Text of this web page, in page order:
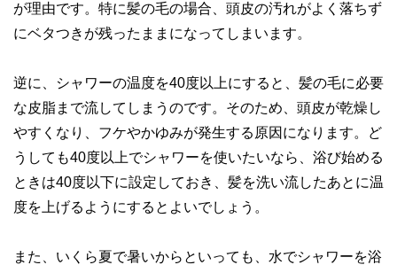
私たちは、快適でより良い生活のアイデアを提供するお金の
コンシェルジュを目指します。
が理由です。特に髪の毛の場合、頭皮の汚れがよく落ちず
にベタつきが残ったままになってしまいます。
逆に、シャワーの温度を40度以上にすると、髪の毛に必要
な皮脂まで流してしまうのです。そのため、頭皮が乾燥し
やすくなり、フケやかゆみが発生する原因になります。ど
うしても40度以上でシャワーを使いたいなら、浴び始める
ときは40度以下に設定しておき、髪を洗い流したあとに温
度を上げるようにするとよいでしょう。
また、いくら夏で暑いからといっても、水でシャワーを浴